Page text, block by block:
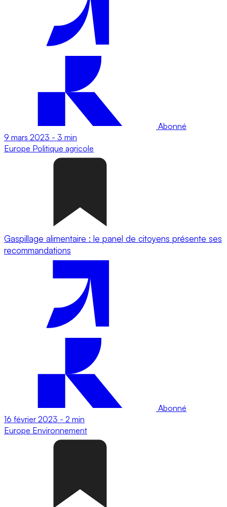
Abonné
9 mars 2023 - 3 min
Europe Politique agricole
Gaspillage alimentaire : le panel de citoyens présente ses
recommandations
Abonné
16 février 2023 - 2 min
Europe Environnement